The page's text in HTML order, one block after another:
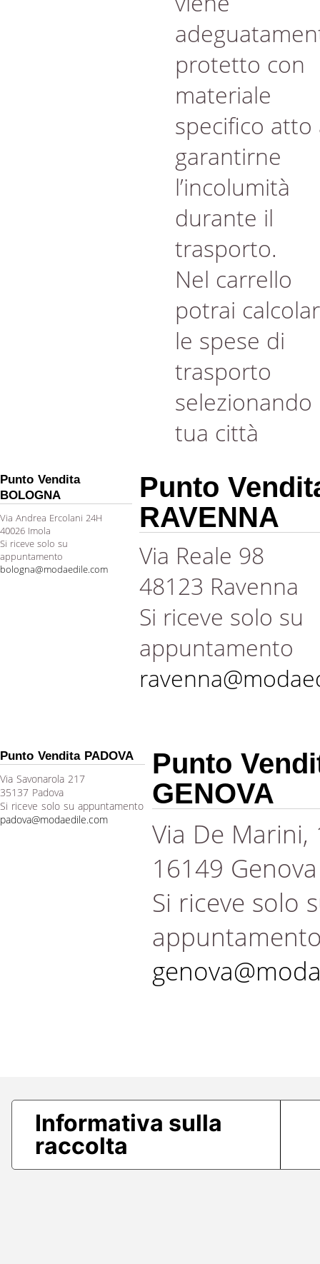
protetto con
materiale
specifico atto
garantirne
l’incolumità
durante il
trasporto.
Nel carrello
potrai
le spese di
trasporto
selezionando
tua città
Punto Vendita
BOLOGNA
Via Andrea Ercolani 24H
40026 Imola
Si riceve solo su
appuntamento
bologna@modaedile.com
Punto
RAVENNA
Via Reale 98
48123 Ravenna
Si riceve solo su
appuntamento
Punto Vendita PADOVA
Via Savonarola 217
35137 Padova
Si riceve solo su appuntamento
padova@modaedile.com
Punto
GENOVA
Via De Marini,
16149 Genova
Si riceve solo
Informativa sulla
raccolta